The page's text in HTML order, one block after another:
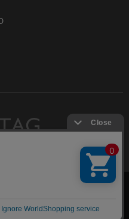
ド・セレクトショップ
ALL RIGHTS RESERVED.